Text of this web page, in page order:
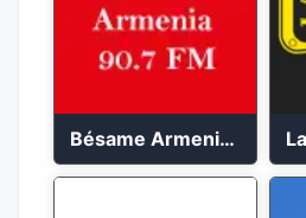
Bésame Armenia en vivo 2023